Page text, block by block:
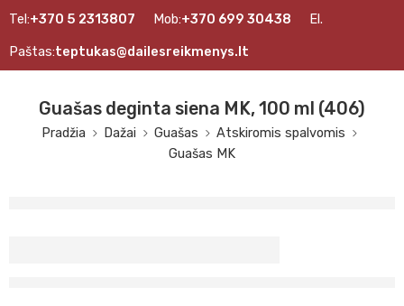
Tel:+370 5 2313807 Mob:+370 699 30438 El.
Paštas:teptukas@dailesreikmenys.lt
Guašas deginta siena MK, 100 ml (406)
Pradžia Dažai Guašas
Atskiromis spalvomis
Guašas MK